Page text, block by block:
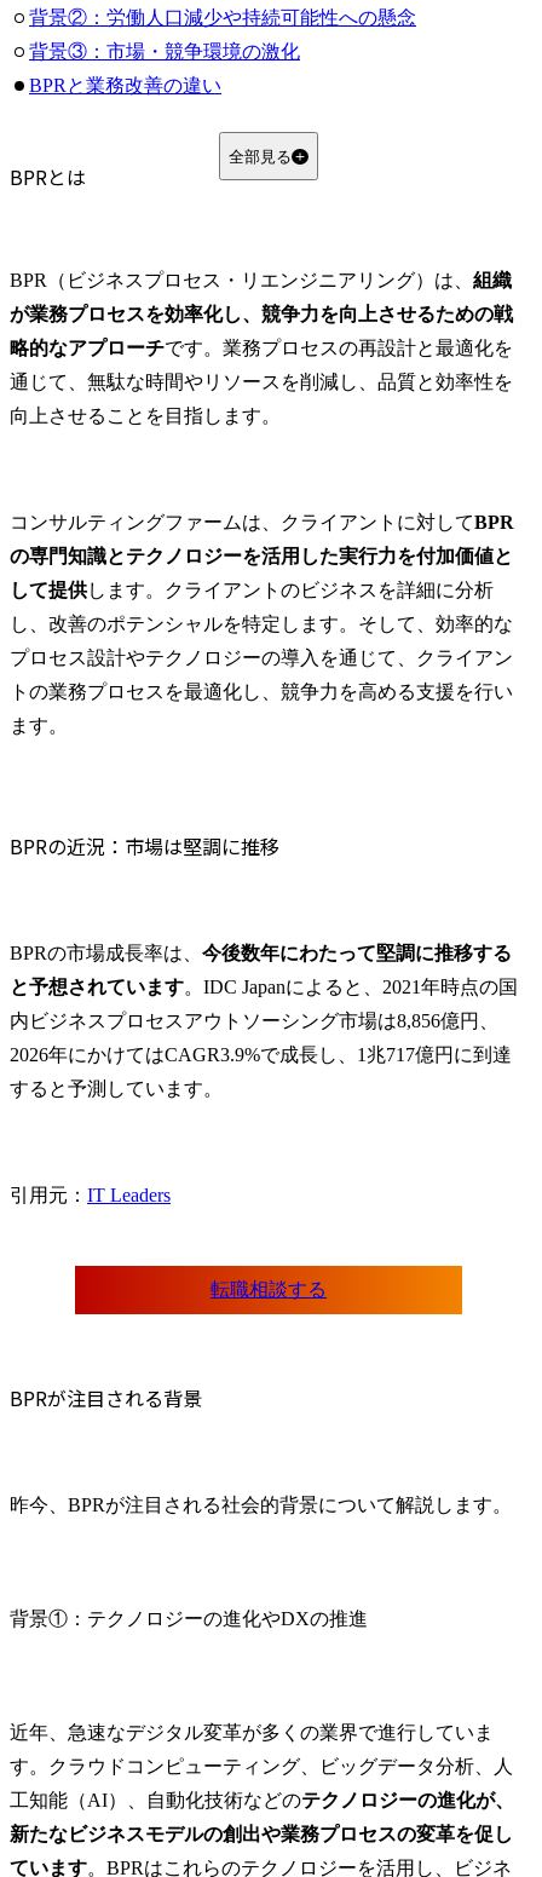
背景②：労働人口減少や持続可能性への懸念
背景③：市場・競争環境の激化
BPRと業務改善の違い
目的・目標設定
分析・課題の把握
設計
戦略・方針策定、実施方法検討・ビジネスプロセスの設計
実施
変更の実施
BPRに強みのある企業
アクセンチュア
デロイトトーマツコンサルティング
マッキンゼーアンドカンパニー
ボストンコンサルティンググループ
まとめ
よくある質問
全部見る
BPRとは
BPR（ビジネスプロセス・リエンジニアリング）は、 組織
が業務プロセスを効率化し、競争力を向上させるための戦
略的なアプローチです。業務プロセスの再設計と最適化を
通じて、無駄な時間やリソースを削減し、品質と効率性を
向上させることを目指します。
コンサルティングファームは、クライアントに対してBPR
の専門知識とテクノロジーを活用した実行力を付加価値と
して提供します。クライアントのビジネスを詳細に分析
し、改善のポテンシャルを特定します。そして、効率的な
プロセス設計やテクノロジーの導入を通じて、クライアン
トの業務プロセスを最適化し、競争力を高める支援を行い
ます。
BPRの近況：市場は堅調に推移
BPRの市場成長率は、 今後数年にわたって堅調に推移する
と予想されています。IDC Japanによると、2021年時点の国
内ビジネスプロセスアウトソーシング市場は8,856億円、
2026年にかけてはCAGR3.9%で成長し、1兆717億円に到達
すると予測しています。
引用元： IT Leaders
転職相談する
BPRが注目される背景
昨今、BPRが注目される社会的背景について解説します。
背景①：テクノロジーの進化やDXの推進
近年、急速なデジタル変革が多くの業界で進行していま
す。クラウドコンピューティング、ビッグデータ分析、人
工知能（AI）、自動化技術などのテクノロジーの進化が、
新たなビジネスモデルの創出や業務プロセスの変革を促し
ています。BPRはこれらのテクノロジーを活用し、ビジネ